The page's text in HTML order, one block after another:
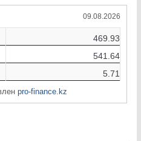
09.08.2026
469.93
541.64
5.71
pro-finance.kz